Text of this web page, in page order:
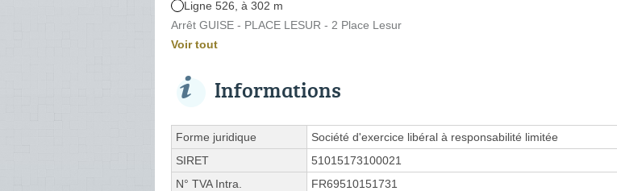
Ligne 526, à 302 m
Arrêt GUISE - PLACE LESUR - 2 Place Lesur
Voir tout
Informations
Forme juridique
Société d'exercice libéral à responsabilité limitée
SIRET
51015173100021
N° TVA Intra.
FR69510151731